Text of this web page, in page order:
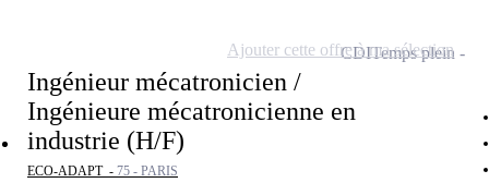
Ingénieur mécatronicien /
Ingénieure mécatronicienne en
industrie (H/F)
ECO-ADAPT - 75 - PARIS
CDITemps plein
Ajouter cette offre à ma sélection